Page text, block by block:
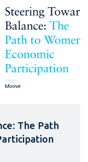
The Path